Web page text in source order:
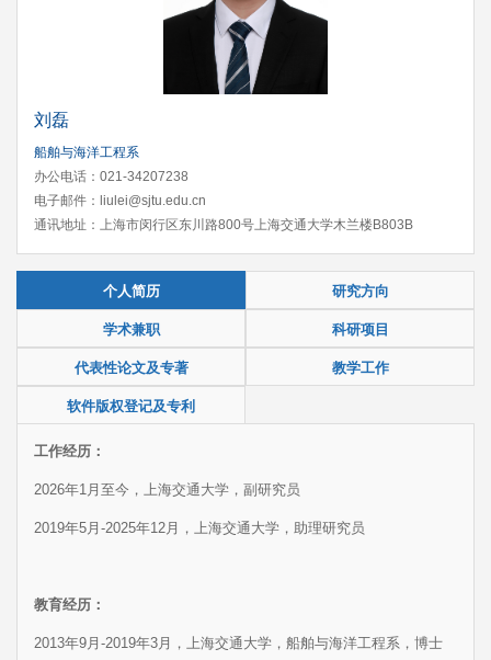
刘磊
船舶与海洋工程系
办公电话：021-34207238
电子邮件：liulei@sjtu.edu.cn
通讯地址：上海市闵行区东川路800号上海交通大学木兰楼B803B
个人简历 研究方向
学术兼职 科研项目
代表性论文及专著 教学工作
软件版权登记及专利
工作经历：
2026年1月至今，上海交通大学，副研究员
2019年5月-2025年12月，上海交通大学，助理研究员
教育经历：
2013年9月-2019年3月，上海交通大学，船舶与海洋工程系，博士